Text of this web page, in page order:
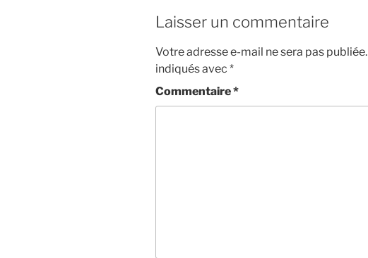
Laisser un commentaire
Votre adresse e-mail ne sera pas publiée.
indiqués avec *
Commentaire*